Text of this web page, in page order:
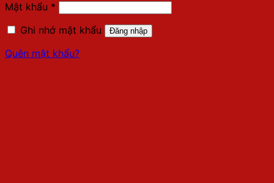
Mật khẩu *
Ghi nhớ mật khẩu
Đăng nhập
Quên mật khẩu?